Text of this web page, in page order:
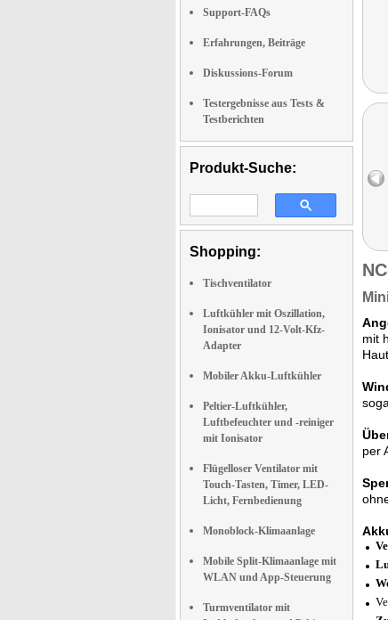
Support-FAQs
Erfahrungen, Beiträge
Diskussions-Forum
Testergebnisse aus Tests &
Testberichten
Produkt-Suche:
Shopping:
Tischventilator
Luftkühler mit Oszillation,
Ionisator und 12-Volt-Kfz-
Adapter
Mobiler Akku-Luftkühler
Peltier-Luftkühler,
Luftbefeuchter und -reiniger
mit Ionisator
Flügelloser Ventilator mit
Touch-Tasten, Timer, LED-
Licht, Fernbedienung
Monoblock-Klimaanlage
Mobile Split-Klimaanlage mit
WLAN und App-Steuerung
Turmventilator mit
mit
per